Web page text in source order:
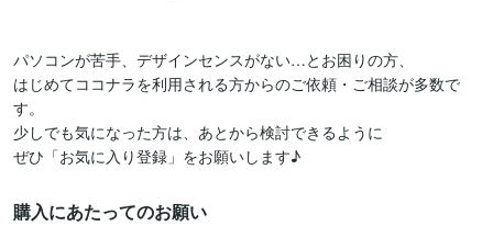
パソコンが苦手、デザインセンスがない…とお困りの方、
はじめてココナラを利用される方からのご依頼・ご相談が多数で
す。
少しでも気になった方は、あとから検討できるように
購入にあたってのお願い